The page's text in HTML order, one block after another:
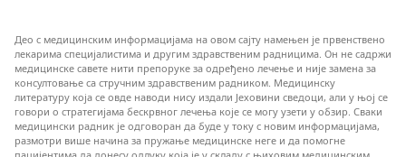
Део с медицинским информацијама на овом сајту намењен је првенствено
лекарима специјалистима и другим здравственим радницима. Он не садржи
медицинске савете нити препоруке за одређено лечење и није замена за
консултовање са стручним здравственим радником. Медицинску
литературу која се овде наводи нису издали Јеховини сведоци, али у њој се
говори о стратегијама бескрвног лечења које се могу узети у обзир. Сваки
медицински радник је одговоран да буде у току с новим информацијама,
размотри више начина за пружање медицинске неге и да помогне